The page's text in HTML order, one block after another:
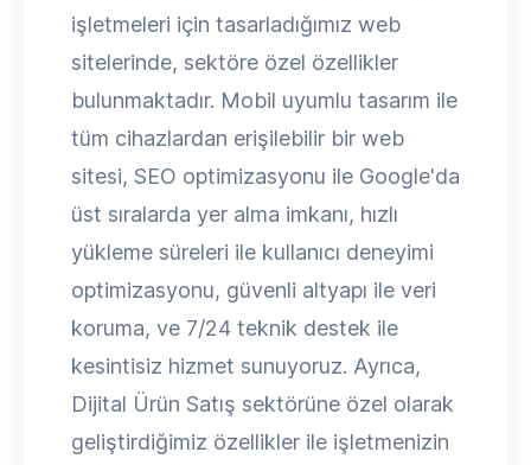
işletmeleri için tasarladığımız web
sitelerinde, sektöre özel özellikler
bulunmaktadır. Mobil uyumlu tasarım ile
tüm cihazlardan erişilebilir bir web
sitesi, SEO optimizasyonu ile Google'da
üst sıralarda yer alma imkanı, hızlı
yükleme süreleri ile kullanıcı deneyimi
optimizasyonu, güvenli altyapı ile veri
koruma, ve 7/24 teknik destek ile
kesintisiz hizmet sunuyoruz. Ayrıca,
Dijital Ürün Satış sektörüne özel olarak
geliştirdiğimiz özellikler ile işletmenizin